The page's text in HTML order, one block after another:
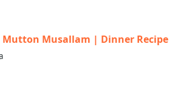
Mutton Musallam | Dinner Recipe